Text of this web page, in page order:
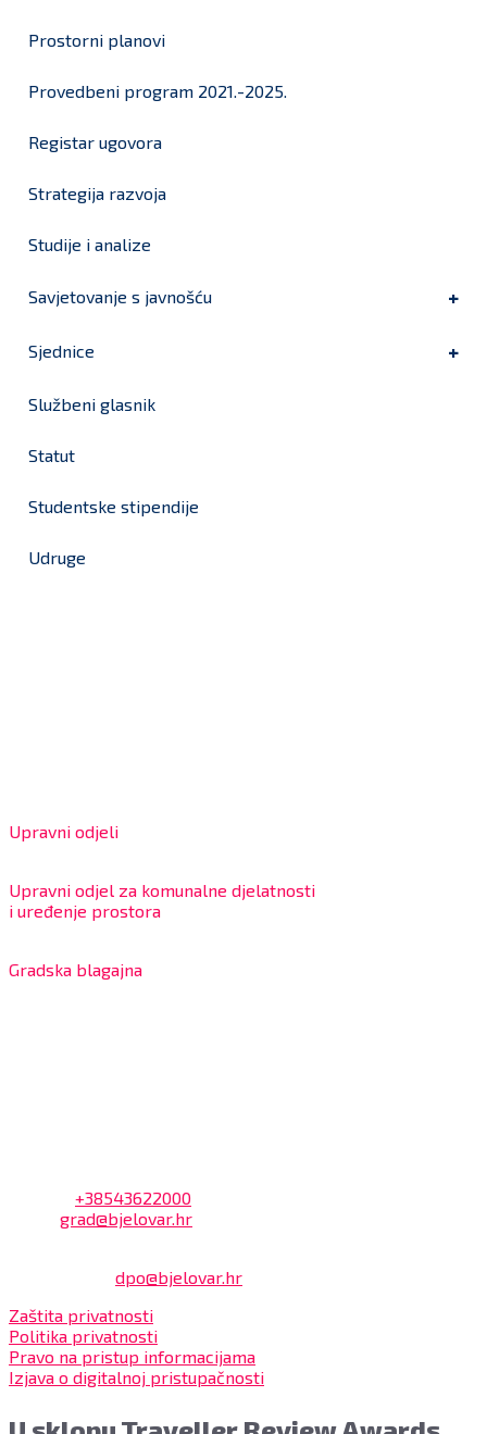
Prostorni planovi
Provedbeni program 2021.-2025.
Registar ugovora
Strategija razvoja
Studije i analize
Savjetovanje s javnošću
Sjednice
Službeni glasnik
Statut
Studentske stipendije
Udruge
Upravni odjeli
Upravni odjel za komunalne djelatnosti
i uređenje prostora
Gradska blagajna
+38543622000
grad@bjelovar.hr
dpo@bjelovar.hr
Zaštita privatnosti
Politika privatnosti
Pravo na pristup informacijama
Izjava o digitalnoj pristupačnosti